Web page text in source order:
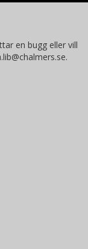
en bugg eller vill